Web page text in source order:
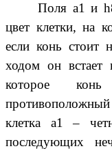
Поля а1 и
цвет клетки, на
если конь стоит
ходом он встает
которое
клетка а1 –
последующих